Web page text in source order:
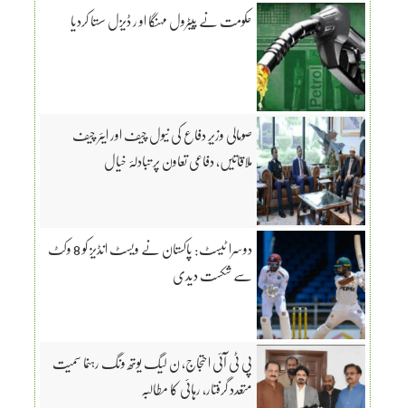
حکومت نے پیٹرول مہنگا او ر ڈیزل سستا کردیا
صومالی وزیرِ دفاع کی نیول چیف اور ایئر چیف
ملاقاتیں، دفاعی تعاون پر تبادلۂ خیال
دوسرا ٹیسٹ: پاکستان نے ویسٹ انڈیز کو 8 وکٹ
سے شکست دیدی
پی ٹی آئی احتجاج، ن لیگ یوتھ ونگ رہنما سمیت
متعدد گرفتار، رہائی کا مطالبہ